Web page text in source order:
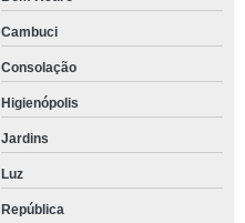
Cambuci
Consolação
Higienópolis
Jardins
Luz
República